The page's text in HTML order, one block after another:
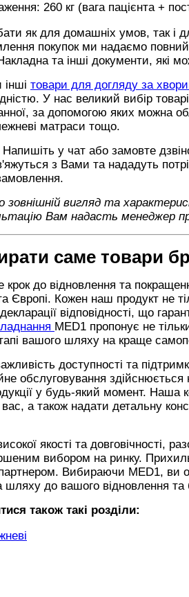
260 кг (вага пацієнта +
як для домашніх умов, так і
покупок ми надаємо повний
та інші документи, які
товари для догляду за
У нас великий вибір
за допомогою яких можна
матраси тощо.
Напишіть у чат або замовте
з Вами та нададуть
зовнішній вигляд та
Вам надасть менеджер
саме товари
до відновлення та
та Європі. Кожен наш продукт не
відповідності, що
MED1 пропонує не
вашого шляху на краще
доступності та
обслуговування
у будь-який момент. Наша
а також надати детальну
якості та довговічності,
вибором на ринку.
Вибираючи MED1, ви
шляху до вашого відновлення та
також такі розділи: